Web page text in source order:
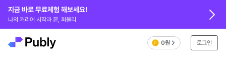
지금 바로 무료체험 해보세요!
나의 커리어 시작과 끝, 퍼블리
0원 로그인